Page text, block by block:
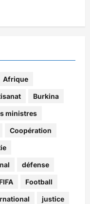
Afrique
Burkina
ministres
Coopération
défense
FIFA Football
justice